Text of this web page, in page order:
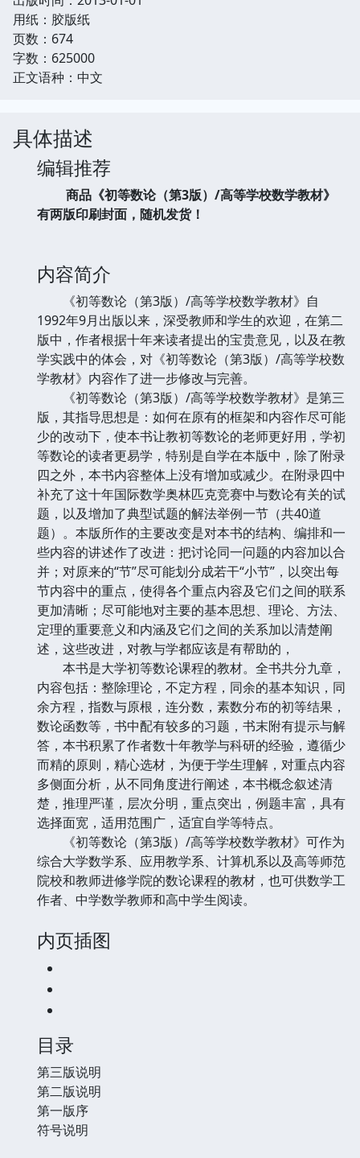
用纸：胶版纸
页数：674
字数：625000
正文语种：中文
具体描述
编辑推荐
商品《初等数论（第3版）/高等学校数学教材》
有两版印刷封面，随机发货！
内容简介
《初等数论（第3版）/高等学校数学教材》自
1992年9月出版以来，深受教师和学生的欢迎，在第二
版中，作者根据十年来读者提出的宝贵意见，以及在教
学实践中的体会，对《初等数论（第3版）/高等学校数
学教材》内容作了进一步修改与完善。
《初等数论（第3版）/高等学校数学教材》是第三
版，其指导思想是：如何在原有的框架和内容作尽可能
少的改动下，使本书让教初等数论的老师更好用，学初
等数论的读者更易学，特别是自学在本版中，除了附录
四之外，本书内容整体上没有增加或减少。在附录四中
补充了这十年国际数学奥林匹克竞赛中与数论有关的试
题，以及增加了典型试题的解法举例一节（共40道
题）。本版所作的主要改变是对本书的结构、编排和一
些内容的讲述作了改进：把讨论同一问题的内容加以合
并；对原来的“节”尽可能划分成若干“小节”，以突出每
节内容中的重点，使得各个重点内容及它们之间的联系
更加清晰；尽可能地对主要的基本思想、理论、方法、
定理的重要意义和内涵及它们之间的关系加以清楚阐
述，这些改进，对教与学都应该是有帮助的，
本书是大学初等数论课程的教材。全书共分九章，
内容包括：整除理论，不定方程，同余的基本知识，同
余方程，指数与原根，连分数，素数分布的初等结果，
数论函数等，书中配有较多的习题，书末附有提示与解
答，本书积累了作者数十年教学与科研的经验，遵循少
而精的原则，精心选材，为便于学生理解，对重点内容
多侧面分析，从不同角度进行阐述，本书概念叙述清
楚，推理严谨，层次分明，重点突出，例题丰富，具有
选择面宽，适用范围广，适宜自学等特点。
《初等数论（第3版）/高等学校数学教材》可作为
综合大学数学系、应用教学系、计算机系以及高等师范
院校和教师进修学院的数论课程的教材，也可供数学工
作者、中学数学教师和高中学生阅读。
内页插图
目录
第三版说明
第二版说明
第一版序
符号说明